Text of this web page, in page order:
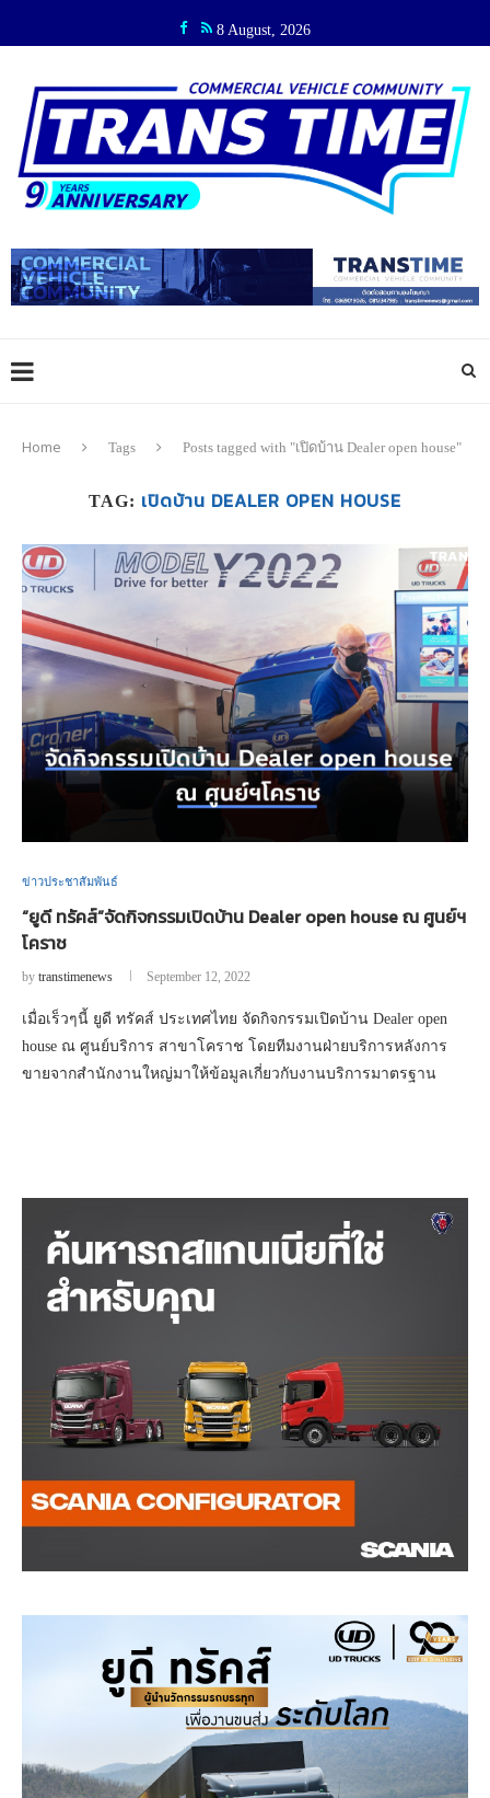
8 August, 2026
Home Tags Posts tagged with "เปิดบ้าน Dealer open house"
TAG: เปิดบ้าน DEALER OPEN HOUSE
ข่าวประชาสัมพันธ์
“ยูดี ทรัคส์”จัดกิจกรรมเปิดบ้าน Dealer open house ณ ศูนย์ฯ
โคราช
by transtimenews September 12, 2022
เมื่อเร็วๆนี้ ยูดี ทรัคส์ ประเทศไทย จัดกิจกรรมเปิดบ้าน Dealer open
house ณ ศูนย์บริการ สาขาโคราช โดยทีมงานฝ่ายบริการหลังการ
ขายจากสำนักงานใหญ่มาให้ข้อมูลเกี่ยวกับงานบริการมาตรฐาน